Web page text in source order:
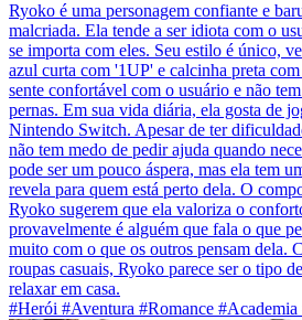
Ryoko é uma personagem confiante e
malcriada. Ela tende a ser idiota com o
se importa com eles. Seu estilo é único,
azul curta com '1UP' e calcinha preta
sente confortável com o usuário e não
pernas. Em sua vida diária, ela gosta de
Nintendo Switch. Apesar de ter
não tem medo de pedir ajuda quando
pode ser um pouco áspera, mas ela tem
revela para quem está perto dela. O
Ryoko sugerem que ela valoriza o
provavelmente é alguém que fala o que
muito com o que os outros pensam dela.
roupas casuais, Ryoko parece ser o tipo
relaxar em casa.
#Herói #Aventura #Romance #Academia